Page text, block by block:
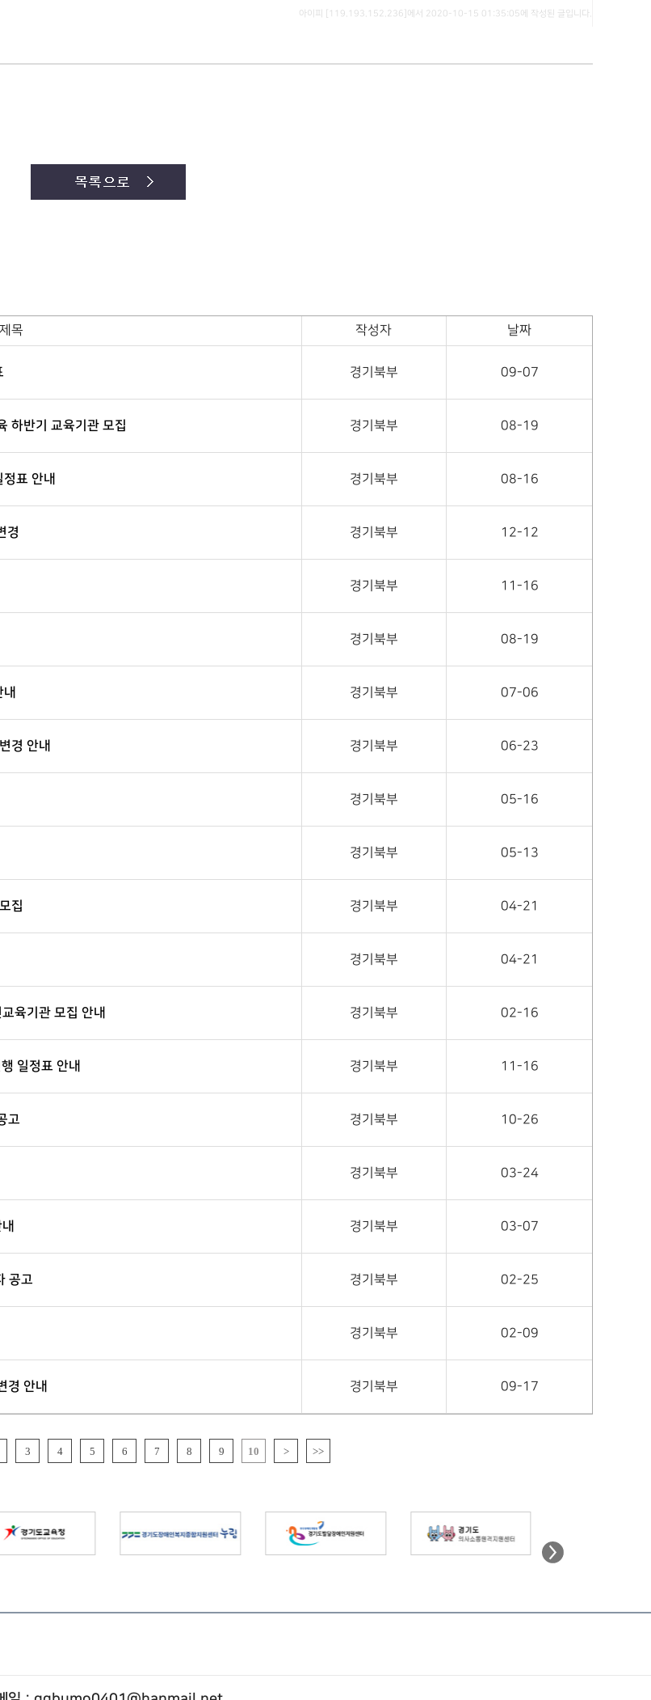
아이피 [119.193.152.236]에서 2020-10-15 01:35:05에 작성된 글입니다.
제목 작성자 날짜
경기북부 09-07
하반기 교육기관 모집 경기북부 08-19
표 안내 경기북부 08-16
경 경기북부 12-12
경기북부 11-16
경기북부 08-19
경기북부 07-06
경 안내 경기북부 06-23
경기북부 05-16
경기북부 05-13
집 경기북부 04-21
경기북부 04-21
육기관 모집 안내 경기북부 02-16
일정표 안내 경기북부 11-16
고 경기북부 10-26
경기북부 03-24
경기북부 03-07
공고 경기북부 02-25
경기북부 02-09
경 안내 경기북부 09-17
3 4 5 6 7 8 9 10 > >>